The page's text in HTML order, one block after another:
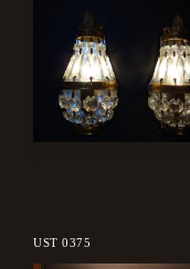
UST 0375